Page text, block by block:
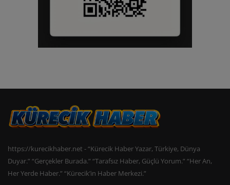
https://kurecikhaber.net - “Kürecik Haber Yazar, Türkiye, Dünya
Duyar.” “Gerçekler Burada.” “Tarafsız Haber, Güçlü Yorum.” “Her An,
Her Yerde Haber.” “Kürecik’in Haber Merkezi.”